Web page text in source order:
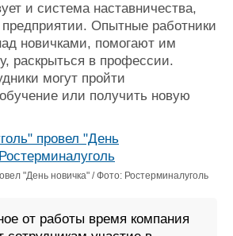
Оборудование
Изделия
Материалы
Услуги
Флот
Галерея флота
Отзывы
Все службы
и система наставничества,
Опытные работники
новичками, помогают им
раскрыться в профессии.
могут пройти
или получить новую
"День новичка" / Фото: Ростерминалуголь
от работы время компания